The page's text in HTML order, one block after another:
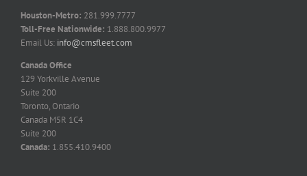
Houston-Metro: 281.999.7777
Toll-Free Nationwide: 1.888.800.9977
Email Us: info@cmsfleet.com
Canada Office
129 Yorkville Avenue
Suite 200
Toronto, Ontario
Canada M5R 1C4
Suite 200
Canada: 1.855.410.9400